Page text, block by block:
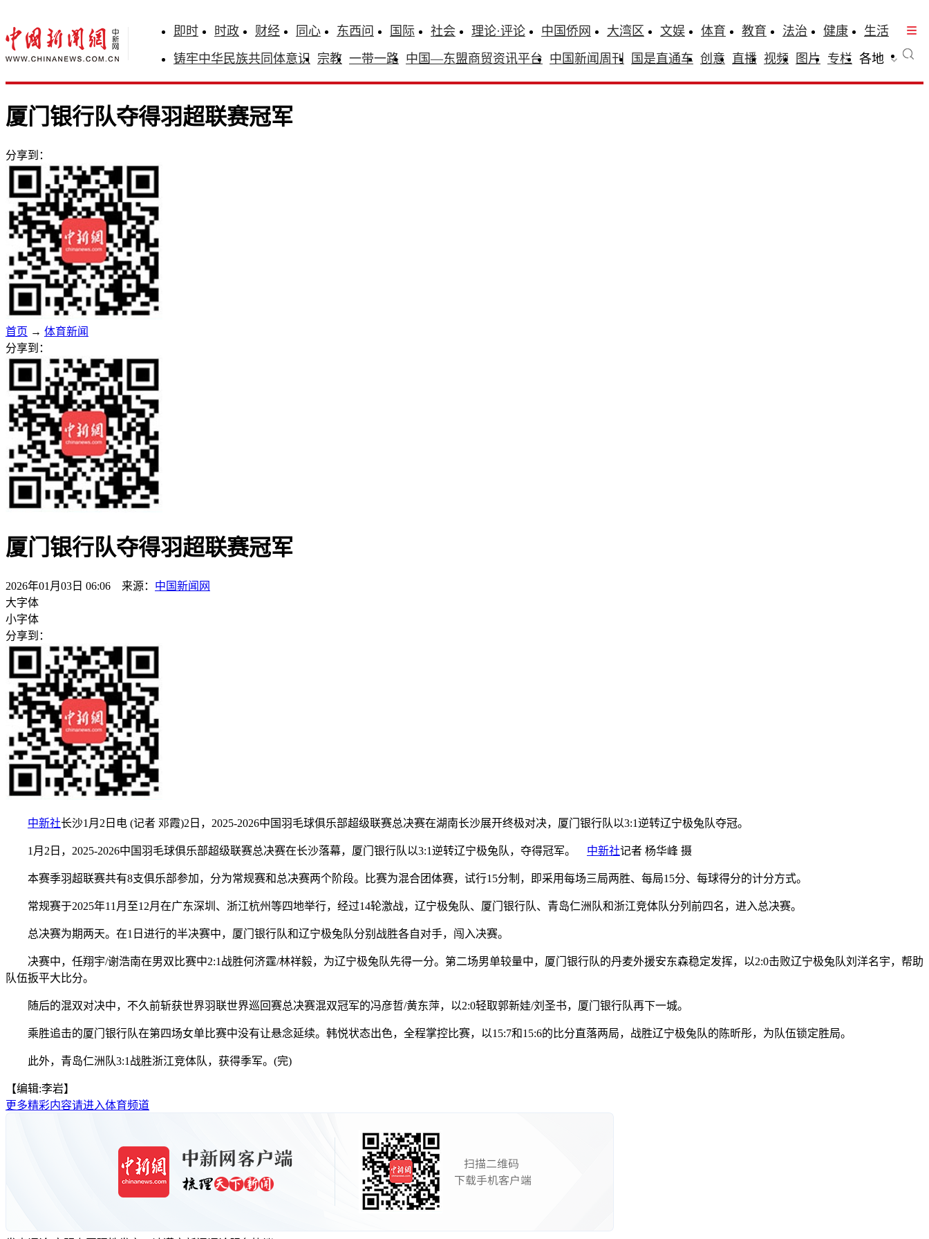
即时 时政 财经 同心 东西问 国际 社会 理论·评论 中国侨网 大湾区 文娱 体育 教育 法治 健康
生活
铸牢中华民族共同体意识 宗教 一带一路 中国—东盟商贸资讯平台 中国新闻周刊 国是直通车 创意 直播 视频 图片 专栏 各地
厦门银行队夺得羽超联赛冠军
分享到：
首页 → 体育新闻
分享到：
厦门银行队夺得羽超联赛冠军
2026年01月03日 06:06 来源： 中国新闻网
大字体
小字体
分享到：
中新社长沙1月2日电 (记者 邓霞)2日，2025-2026中国羽毛球俱乐部超级联赛总决赛在湖南长沙展开终极对决，厦门银行队以3:1逆转辽宁极兔队夺冠。
1月2日，2025-2026中国羽毛球俱乐部超级联赛总决赛在长沙落幕，厦门银行队以3:1逆转辽宁极兔队，夺得冠军。 中新社记者 杨华峰 摄
本赛季羽超联赛共有8支俱乐部参加，分为常规赛和总决赛两个阶段。比赛为混合团体赛，试行15分制，即采用每场三局两胜、每局15分、每球得分的计分方式。
常规赛于2025年11月至12月在广东深圳、浙江杭州等四地举行，经过14轮激战，辽宁极兔队、厦门银行队、青岛仁洲队和浙江竞体队分列前四名，进入总决赛。
总决赛为期两天。在1日进行的半决赛中，厦门银行队和辽宁极兔队分别战胜各自对手，闯入决赛。
决赛中，任翔宇/谢浩南在男双比赛中2:1战胜何济霆/林祥毅，为辽宁极兔队先得一分。第二场男单较量中，厦门银行队的丹麦外援安东森稳定发挥，以2:0击败辽宁极兔队刘洋名宇，帮助
队伍扳平大比分。
随后的混双对决中，不久前斩获世界羽联世界巡回赛总决赛混双冠军的冯彦哲/黄东萍，以2:0轻取郭新娃/刘圣书，厦门银行队再下一城。
乘胜追击的厦门银行队在第四场女单比赛中没有让悬念延续。韩悦状态出色，全程掌控比赛，以15:7和15:6的比分直落两局，战胜辽宁极兔队的陈昕彤，为队伍锁定胜局。
此外，青岛仁洲队3:1战胜浙江竞体队，获得季军。(完)
【编辑:李岩】
更多精彩内容请进入体育频道